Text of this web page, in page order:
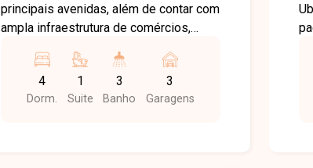
principais avenidas, além de contar com
ampla infraestrutura de comércios,
diversos serviços, proporcionando
qualidade de vida para toda a família. O
imóvel possui 400 m² de terreno (10 x
4
Dorm.
1
Suite
3
Banho
3
Garagens